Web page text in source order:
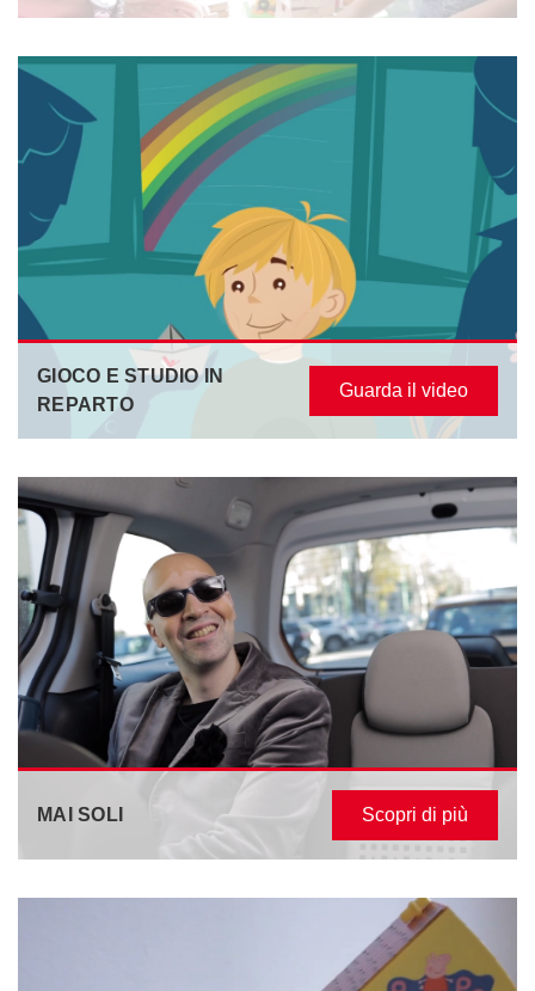
GIOCO E STUDIO IN
REPARTO
Guarda il video
MAI SOLI Scopri di più